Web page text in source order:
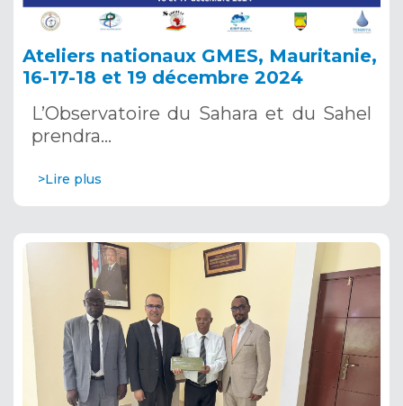
Ateliers nationaux GMES, Mauritanie,
16-17-18 et 19 décembre 2024
L’Observatoire du Sahara et du Sahel
prendra…
>Lire plus